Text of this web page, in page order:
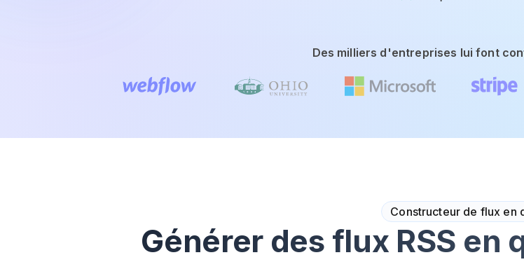
Des milliers d'entreprises lui font
Constructeur de flux en
Générer des flux RSS en